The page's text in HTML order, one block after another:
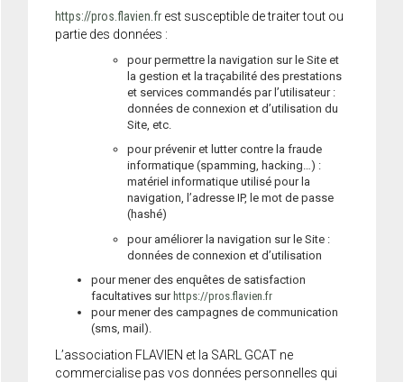
https://pros.flavien.fr est susceptible de traiter tout ou
partie des données :
pour permettre la navigation sur le Site et
la gestion et la traçabilité des prestations
et services commandés par l’utilisateur :
données de connexion et d’utilisation du
Site, etc.
pour prévenir et lutter contre la fraude
informatique (spamming, hacking…) :
matériel informatique utilisé pour la
navigation, l’adresse IP, le mot de passe
(hashé)
pour améliorer la navigation sur le Site :
données de connexion et d’utilisation
pour mener des enquêtes de satisfaction
facultatives sur https://pros.flavien.fr
pour mener des campagnes de communication
(sms, mail).
L’association FLAVIEN et la SARL GCAT ne
commercialise pas vos données personnelles qui